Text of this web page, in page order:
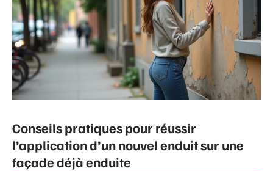
Conseils pratiques pour réussir
l’application d’un nouvel enduit sur une
façade déjà enduite